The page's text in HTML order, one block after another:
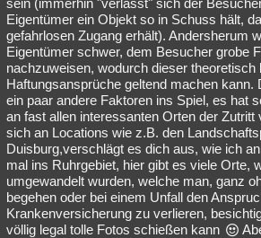
Besucht Teilgenommen Alle Neue
Lesenswert Schlüsselwörter
sein (immerhin "verlässt" sich der
Eigentümer ein Objekt so in Schuss hält,
gefahrlosen Zugang erhält). Andersherum
Eigentümer schwer, dem Besucher grobe
nachzuweisen, wodurch dieser theoretisch
Haftungsansprüche geltend machen kann.
ein paar andere Faktoren ins Spiel, es hat
an fast allen interessanten Orten der Zutritt
sich an Locations wie z.B. den
Duisburg,verschlägt es dich aus, wie ich
mal ins Ruhrgebiet, hier gibt es viele Orte,
umgewandelt wurden, welche man, ganz
begehen oder bei einem Unfall den
Krankenversicherung zu verlieren,
völlig legal tolle Fotos schießen kann